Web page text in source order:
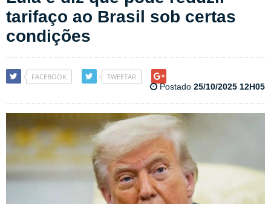
tarifaço ao Brasil sob certas
condições
FACEBOOK TWEETAR
Postado 25/10/2025 12H05